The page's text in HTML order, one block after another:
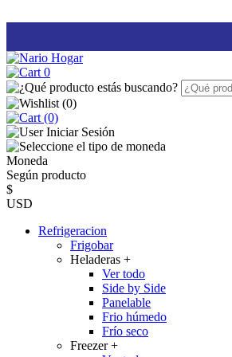
0
(0)
(0)
Iniciar Sesión
Moneda
Según producto
$
USD
Refrigeracion
Frigobar
Heladeras +
Ver todo
Side by Side
Panelable
Frio húmedo
Frío seco
Freezer+